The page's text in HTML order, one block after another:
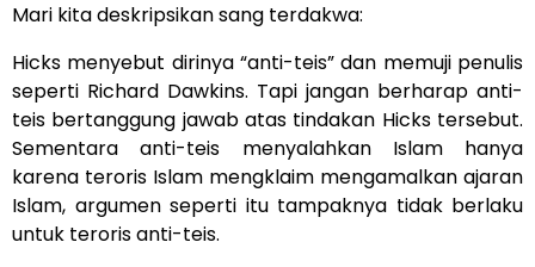
Mari kita deskripsikan sang terdakwa:
Hicks menyebut dirinya “anti-teis” dan memuji penulis
seperti Richard Dawkins. Tapi jangan berharap anti-
teis bertanggung jawab atas tindakan Hicks tersebut.
Sementara anti-teis menyalahkan Islam hanya
karena teroris Islam mengklaim mengamalkan ajaran
Islam, argumen seperti itu tampaknya tidak berlaku
untuk teroris anti-teis.